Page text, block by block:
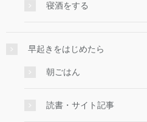
寝酒をする
早起きをはじめたら
朝ごはん
読書・サイト記事